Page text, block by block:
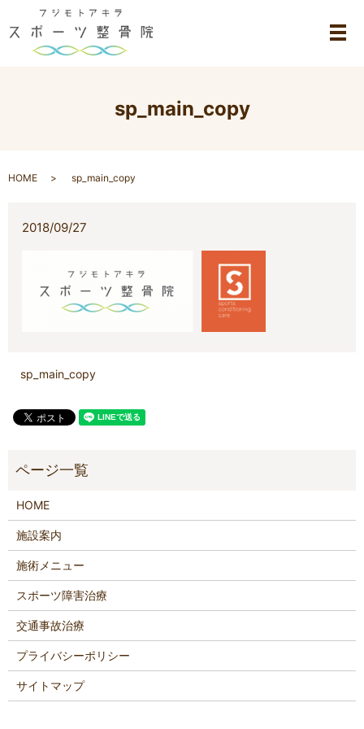
メ
sp_main_copy
HOME sp_main_copy
2018/09/27
sp_main_copy
HOME
施設案内
施術メニュー
スポーツ障害治療
交通事故治療
プライバシーポリシー
サイトマップ